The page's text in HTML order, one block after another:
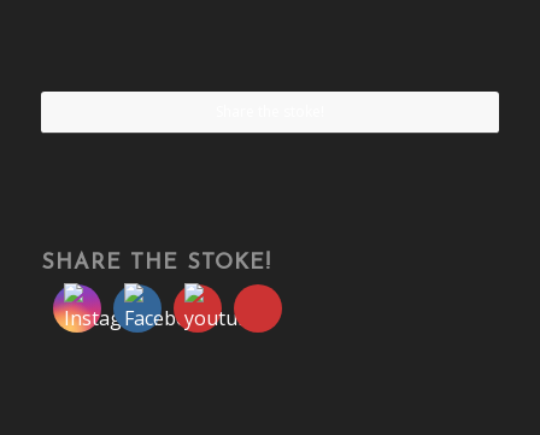
SHARE THE STOKE!